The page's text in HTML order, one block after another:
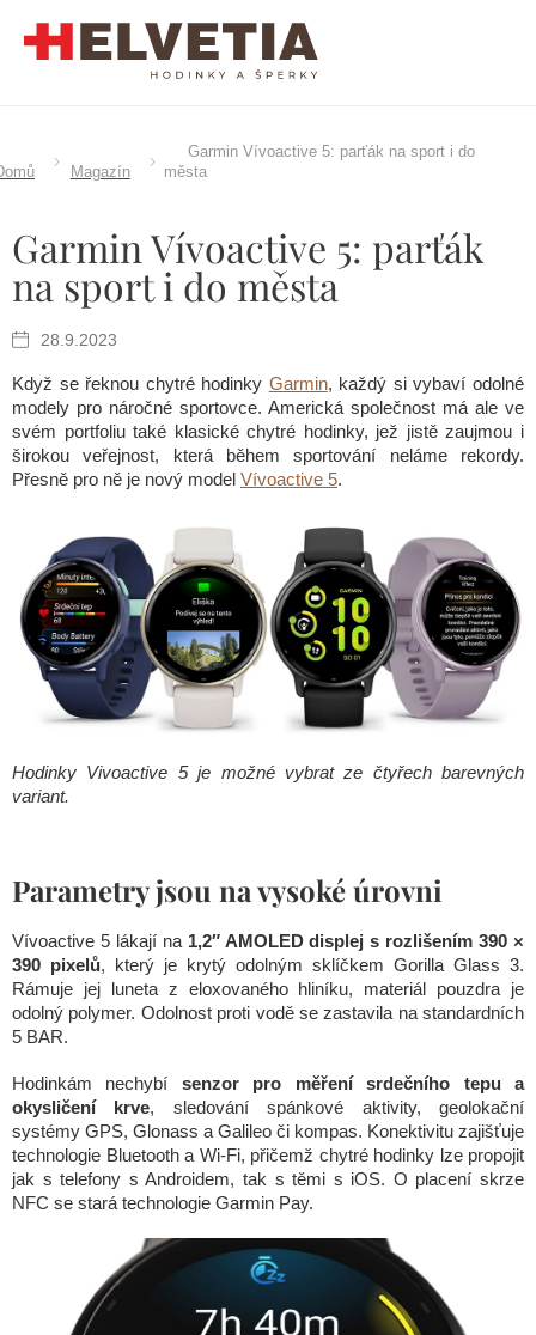
Magazín
Garmin Vívoactive 5: parťák na sport i do
města
Garmin Vívoactive 5: parťák
na sport i do města
28.9.2023
Když se řeknou chytré hodinky Garmin, každý si vybaví odolné
modely pro náročné sportovce. Americká společnost má ale ve
svém portfoliu také klasické chytré hodinky, jež jistě zaujmou i
širokou veřejnost, která během sportování neláme rekordy.
Přesně pro ně je nový model Vívoactive 5.
Hodinky Vivoactive 5 je možné vybrat ze čtyřech barevných
variant.
Parametry jsou na vysoké úrovni
Vívoactive 5 lákají na 1,2″ AMOLED displej s rozlišením 390 ×
390 pixelů, který je krytý odolným sklíčkem Gorilla Glass 3.
Rámuje jej luneta z eloxovaného hliníku, materiál pouzdra je
odolný polymer. Odolnost proti vodě se zastavila na standardních
5 BAR.
Hodinkám nechybí senzor pro měření srdečního tepu a
okysličení krve, sledování spánkové aktivity, geolokační
systémy GPS, Glonass a Galileo či kompas. Konektivitu zajišťuje
technologie Bluetooth a Wi-Fi, přičemž chytré hodinky lze propojit
jak s telefony s Androidem, tak s těmi s iOS. O placení skrze
NFC se stará technologie Garmin Pay.